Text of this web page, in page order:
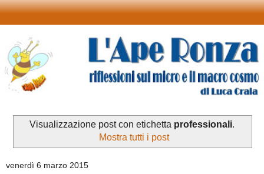
Visualizzazione post con etichetta professionali.
Mostra tutti i post
venerdì 6 marzo 2015